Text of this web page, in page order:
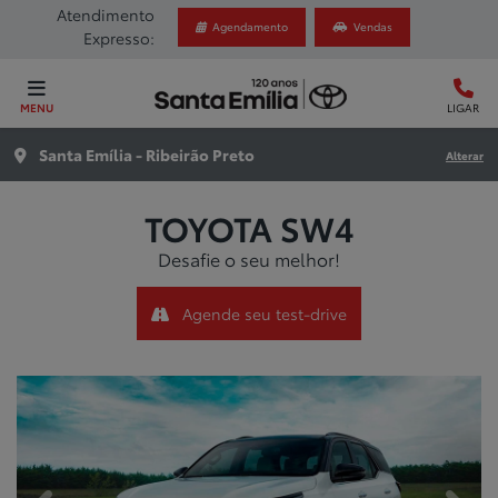
Atendimento
Expresso:
Agendamento Vendas
MENU LIGAR
Santa Emília - Ribeirão Preto Alterar
TOYOTA SW4
Desafie o seu melhor!
Agende seu test-drive